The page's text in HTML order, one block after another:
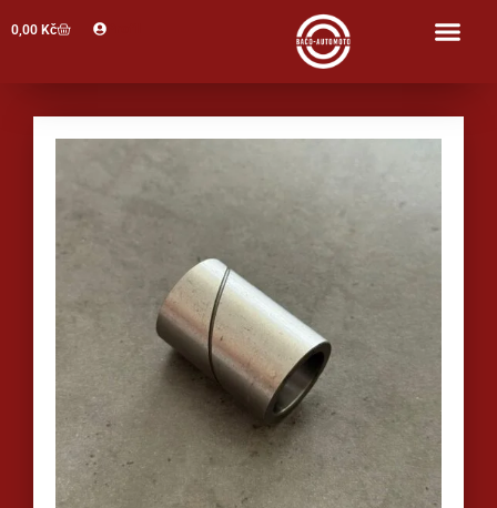
0,00 Kč